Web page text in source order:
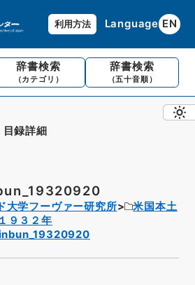
利用方法 Language EN
辞書検索
（カテゴリ）
辞書検索
（五十音順）
目録詳細
大学フーヴァー研究所
米国本土
９３２年